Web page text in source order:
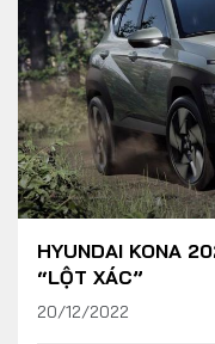
HYUNDAI KONA
“LỘT XÁC”
20/12/2022